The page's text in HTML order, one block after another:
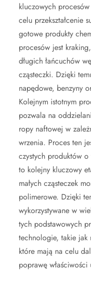
kluczowych
celu przekształcenie
gotowe produkty
procesów jest
długich łańcuchów
cząsteczki. Dzięki
napędowe, benzyny
Kolejnym istotnym
pozwala na
ropy naftowej w
wrzenia. Proces ten
czystych produktów
to kolejny kluczowy
małych cząsteczek
polimerowe. Dzięki
wykorzystywane w
tych podstawowych
technologie, takie jak
które mają na celu
poprawę